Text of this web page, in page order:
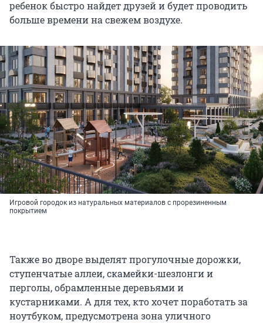
ребенок быстро найдет друзей и будет проводить
больше времени на свежем воздухе.
Игровой городок из натуральных материалов с прорезиненным
покрытием
Также во дворе выделят прогулочные дорожки,
ступенчатые аллеи, скамейки-шезлонги и
перголы, обрамленные деревьями и
кустарниками. А для тех, кто хочет поработать за
ноутбуком, предусмотрена зона уличного